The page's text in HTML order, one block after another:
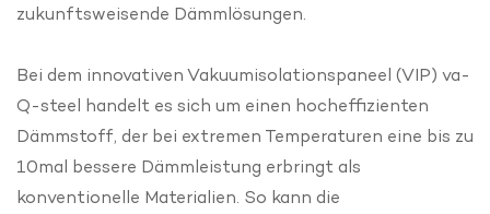
zukunftsweisende Dämmlösungen.
Bei dem innovativen Vakuumisolationspaneel (VIP) va-
Q-steel handelt es sich um einen hocheffizienten
Dämmstoff, der bei extremen Temperaturen eine bis zu
10mal bessere Dämmleistung erbringt als
konventionelle Materialien. So kann die